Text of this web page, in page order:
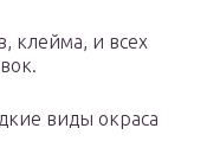
клейма, и всех
виды окраса